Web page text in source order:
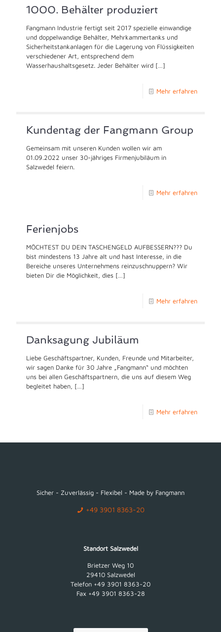
1000. Behälter produziert
Fangmann Industrie fertigt seit 2017 spezielle einwandige
und doppelwandige Behälter, Mehrkammertanks und
Sicherheitstankanlagen für die Lagerung von Flüssigkeiten
verschiedener Art, entsprechend dem
Wasserhaushaltsgesetz. Jeder Behälter wird […]
Mehr erfahren
Kundentag der Fangmann Group
Gemeinsam mit unseren Kunden wollen wir am
01.09.2022 unser 30-jähriges Firmenjubiläum in
Salzwedel feiern.
Mehr erfahren
Ferienjobs
MÖCHTEST DU DEIN TASCHENGELD AUFBESSERN??? Du
bist mindestens 13 Jahre alt und hast Interesse, in die
Bereiche unseres Unternehmens reinzuschnuppern? Wir
bieten Dir die Möglichkeit, dies […]
Mehr erfahren
Danksagung Jubiläum
Liebe Geschäftspartner, Kunden, Freunde und Mitarbeiter,
wir sagen Danke für 30 Jahre „Fangmann“ und möchten
uns bei allen Geschäftspartnern, die uns auf diesem Weg
begleitet haben, […]
Mehr erfahren
Sicher - Zuverlässig - Flexibel - Made by Fangmann
+49 3901 8363-20
Standort Salzwedel
Brietzer Weg 10
29410 Salzwedel
Telefon +49 3901 8363-20
Fax +49 3901 8363-28